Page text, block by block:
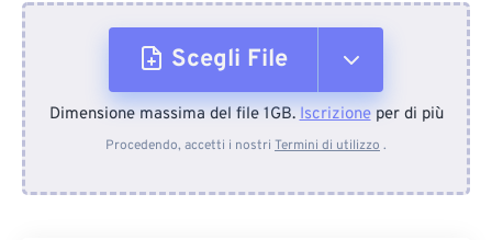
Scegli File
Dal dispositivo
Dimensione massima del file 1GB.Iscrizioneper di più
Procedendo, accetti i nostri Termini di utilizzo .